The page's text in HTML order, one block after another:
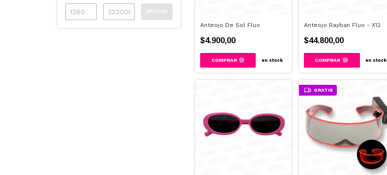
APLICAR
Anteojo De Sol Fluo
$4.900,00
COMPRAR en stock
Anteojo Rayban Fluo - X12
$44.800,00
en stock
GRATIS